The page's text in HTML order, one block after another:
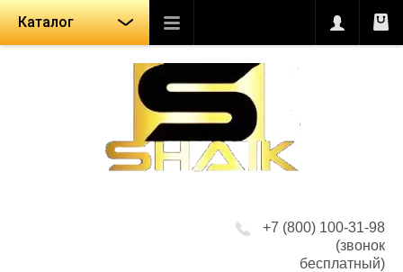
Каталог
+7 (800) 100-31-98
(звонок
бесплатный)